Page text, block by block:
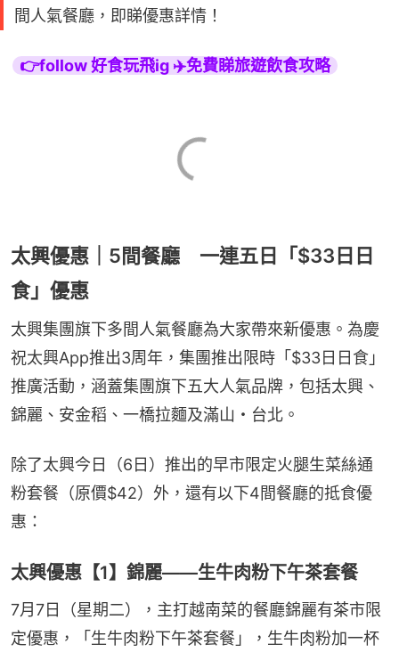
間人氣餐廳，即睇優惠詳情！
👉follow 好食玩飛ig ✈️免費睇旅遊飲食攻略
太興優惠｜5間餐廳 一連五日「$33日日
食」優惠
太興集團旗下多間人氣餐廳為大家帶來新優惠。為慶
祝太興App推出3周年，集團推出限時「$33日日食」
推廣活動，涵蓋集團旗下五大人氣品牌，包括太興、
錦麗、安金稻、一橋拉麵及滿山・台北。
除了太興今日（6日）推出的早市限定火腿生菜絲通
粉套餐（原價$42）外，還有以下4間餐廳的抵食優
惠：
太興優惠【1】錦麗——生牛肉粉下午茶套餐
7月7日（星期二），主打越南菜的餐廳錦麗有茶市限
定優惠，「生牛肉粉下午茶套餐」，生牛肉粉加一杯